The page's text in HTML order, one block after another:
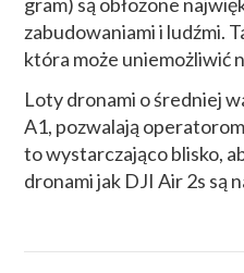
zabudowaniami i ludźmi.
która może uniemożliwić
Loty dronami o średniej
A1, pozwalają
to wystarczająco blisko,
dronami jak DJI Air 2s są